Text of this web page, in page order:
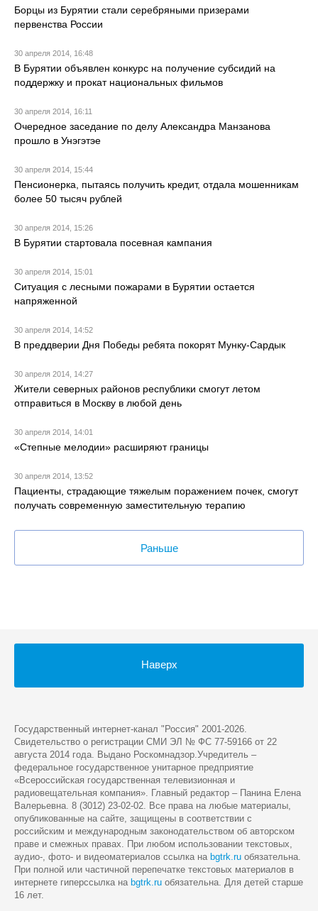
Борцы из Бурятии стали серебряными призерами
первенства России
30 апреля 2014, 16:48
В Бурятии объявлен конкурс на получение субсидий на
поддержку и прокат национальных фильмов
30 апреля 2014, 16:11
Очередное заседание по делу Александра Манзанова
прошло в Унэгэтэе
30 апреля 2014, 15:44
Пенсионерка, пытаясь получить кредит, отдала мошенникам
более 50 тысяч рублей
30 апреля 2014, 15:26
В Бурятии стартовала посевная кампания
30 апреля 2014, 15:01
Ситуация с лесными пожарами в Бурятии остается
напряженной
30 апреля 2014, 14:52
В преддверии Дня Победы ребята покорят Мунку-Сардык
30 апреля 2014, 14:27
Жители северных районов республики смогут летом
отправиться в Москву в любой день
30 апреля 2014, 14:01
«Степные мелодии» расширяют границы
30 апреля 2014, 13:52
Пациенты, страдающие тяжелым поражением почек, смогут
получать современную заместительную терапию
Раньше
Наверх
Государственный интернет-канал "Россия" 2001-2026.
Cвидетельство о регистрации СМИ ЭЛ № ФС 77-59166 от 22
августа 2014 года. Выдано Роскомнадзор.Учредитель –
федеральное государственное унитарное предприятие
«Всероссийская государственная телевизионная и
радиовещательная компания». Главный редактор – Панина Елена
Валерьевна. 8 (3012) 23-02-02. Все права на любые материалы,
опубликованные на сайте, защищены в соответствии с
российским и международным законодательством об авторском
праве и смежных правах. При любом использовании текстовых,
аудио-, фото- и видеоматериалов ссылка на bgtrk.ru обязательна.
При полной или частичной перепечатке текстовых материалов в
интернете гиперссылка на bgtrk.ru обязательна. Для детей старше
16 лет.